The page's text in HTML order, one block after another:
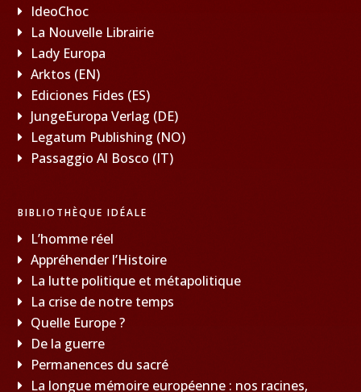
IdeoChoc
La Nouvelle Librairie
Lady Europa
Arktos (EN)
Ediciones Fides (ES)
JungeEuropa Verlag (DE)
Legatum Publishing (NO)
Passaggio Al Bosco (IT)
BIBLIOTHÈQUE IDÉALE
L’homme réel
Appréhender l’Histoire
La lutte politique et métapolitique
La crise de notre temps
Quelle Europe ?
De la guerre
Permanences du sacré
La longue mémoire européenne : nos racines,